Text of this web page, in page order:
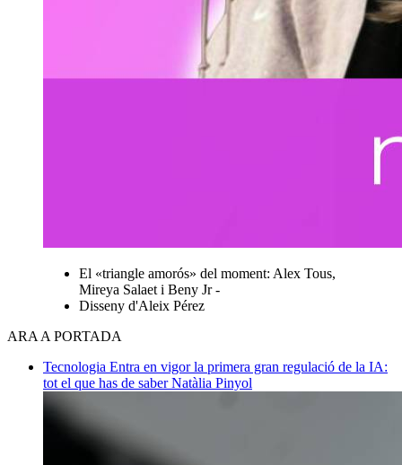
El «triangle amorós» del moment: Alex Tous,
Mireya Salaet i Beny Jr -
Disseny d'Aleix Pérez
ARA A PORTADA
Tecnologia Entra en vigor la primera gran regulació de la IA:
tot el que has de saberNatàlia Pinyol